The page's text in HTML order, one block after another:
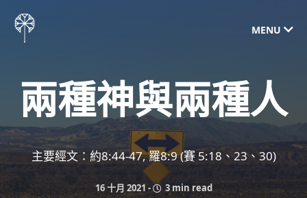
MENU
兩種神與兩種人
主要經文：約8:44-47, 羅8:9 (賽 5:18、23、30)
16 十月 2021 - 3 min read